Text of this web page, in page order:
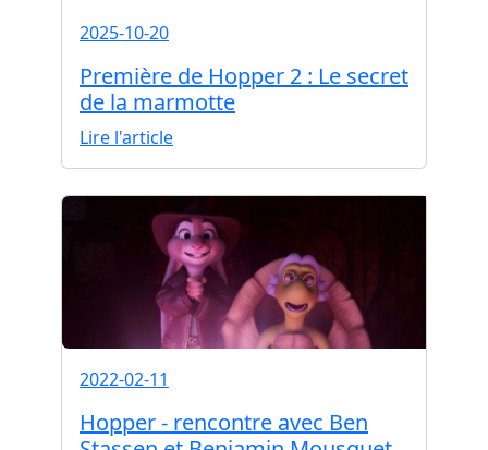
2025-10-20
Première de Hopper 2 : Le secret
de la marmotte
Lire l'article
2022-02-11
Hopper - rencontre avec Ben